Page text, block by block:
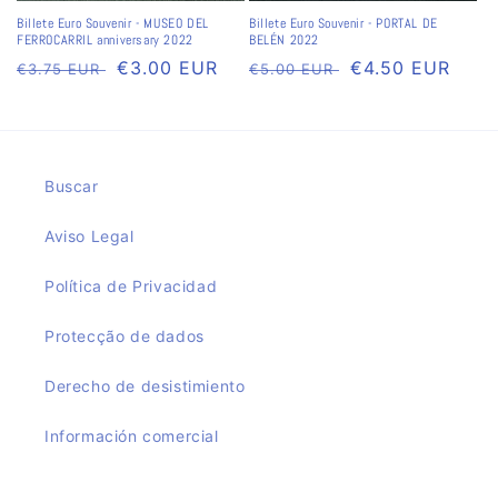
Billete Euro Souvenir - MUSEO DEL
FERROCARRIL anniversary 2022
Preço
€3.75 EUR
Preço
€3.00 EUR
Billete Euro Souvenir - PORTAL DE
BELÉN 2022
Preço
€5.00 EUR
Preço
€4.50 EUR
Buscar
Aviso Legal
Política de Privacidad
Protecção de dados
Derecho de desistimiento
Información comercial